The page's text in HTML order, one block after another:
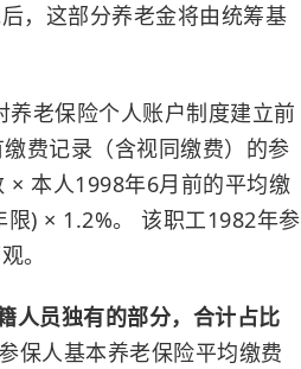
，这部分养老金将由统筹基
养老保险个人账户制度建立前
费记录（含视同缴费）的参
× 本人1998年6月前的平均缴
) × 1.2%。 该职工1982年参
。
人员独有的部分，合计占比
保人基本养老保险平均缴费